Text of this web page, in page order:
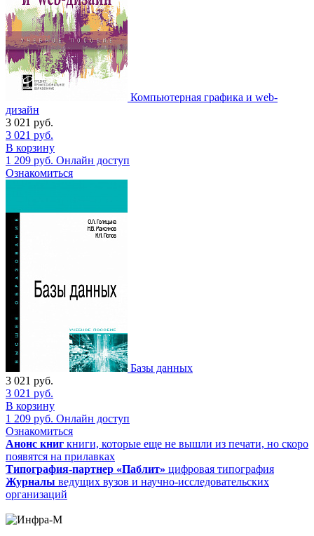
Компьютерная графика и web-
дизайн
3 021 руб.
3 021 руб.
В корзину
1 209 руб. Онлайн доступ
Ознакомиться
Базы данных
3 021 руб.
3 021 руб.
В корзину
1 209 руб. Онлайн доступ
Ознакомиться
Анонс книг книги, которые еще не вышли из печати, но скоро
появятся на прилавках
Типография-партнер «Паблит» цифровая типография
Журналы ведущих вузов и научно-исследовательских
организаций